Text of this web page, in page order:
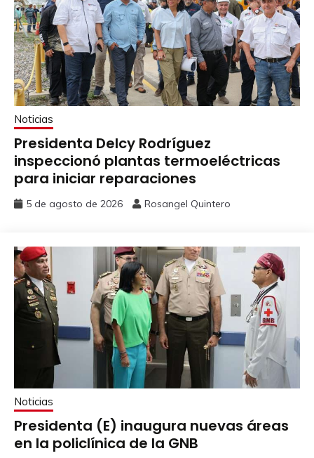
Noticias
Presidenta Delcy Rodríguez
inspeccionó plantas termoeléctricas
para iniciar reparaciones
5 de agosto de 2026 Rosangel Quintero
Noticias
Presidenta (E) inaugura nuevas áreas
en la policlínica de la GNB